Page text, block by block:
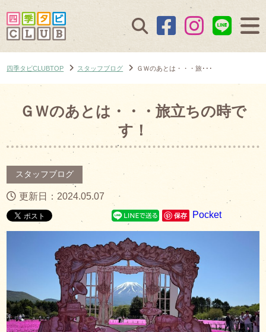
四季タビCLUBTOP スタッフブログ ＧＷのあとは・・・旅･･･
ＧＷのあとは・・・旅立ちの時で
す！
スタッフブログ
更新日：2024.05.07
保存 Pocket